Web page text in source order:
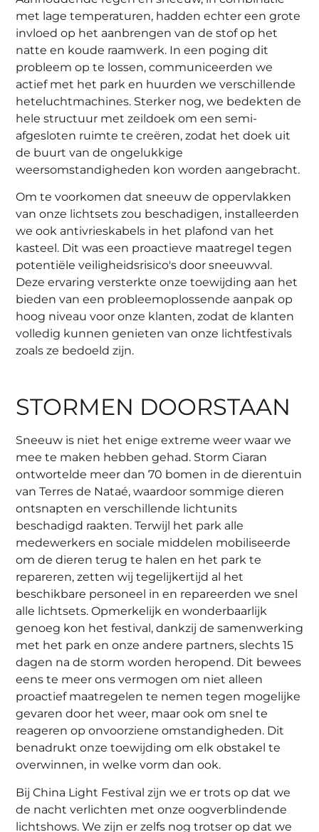
met lage temperaturen, hadden echter een grote
invloed op het aanbrengen van de stof op het
natte en koude raamwerk. In een poging dit
probleem op te lossen, communiceerden we
actief met het park en huurden we verschillende
heteluchtmachines. Sterker nog, we bedekten de
hele structuur met zeildoek om een semi-
afgesloten ruimte te creëren, zodat het doek uit
de buurt van de ongelukkige
weersomstandigheden kon worden aangebracht.
Om te voorkomen dat sneeuw de oppervlakken
van onze lichtsets zou beschadigen, installeerden
we ook antivrieskabels in het plafond van het
kasteel. Dit was een proactieve maatregel tegen
potentiële veiligheidsrisico's door sneeuwval.
Deze ervaring versterkte onze toewijding aan het
bieden van een probleemoplossende aanpak op
hoog niveau voor onze klanten, zodat de klanten
volledig kunnen genieten van onze lichtfestivals
zoals ze bedoeld zijn.
STORMEN DOORSTAAN
Sneeuw is niet het enige extreme weer waar we
mee te maken hebben gehad. Storm Ciaran
ontwortelde meer dan 70 bomen in de dierentuin
van Terres de Nataé, waardoor sommige dieren
ontsnapten en verschillende lichtunits
beschadigd raakten. Terwijl het park alle
medewerkers en sociale middelen mobiliseerde
om de dieren terug te halen en het park te
repareren, zetten wij tegelijkertijd al het
beschikbare personeel in en repareerden we snel
alle lichtsets. Opmerkelijk en wonderbaarlijk
genoeg kon het festival, dankzij de samenwerking
met het park en onze andere partners, slechts 15
dagen na de storm worden heropend. Dit bewees
eens te meer ons vermogen om niet alleen
proactief maatregelen te nemen tegen mogelijke
gevaren door het weer, maar ook om snel te
reageren op onvoorziene omstandigheden. Dit
benadrukt onze toewijding om elk obstakel te
overwinnen, in welke vorm dan ook.
Bij China Light Festival zijn we er trots op dat we
de nacht verlichten met onze oogverblindende
lichtshows. We zijn er zelfs nog trotser op dat we